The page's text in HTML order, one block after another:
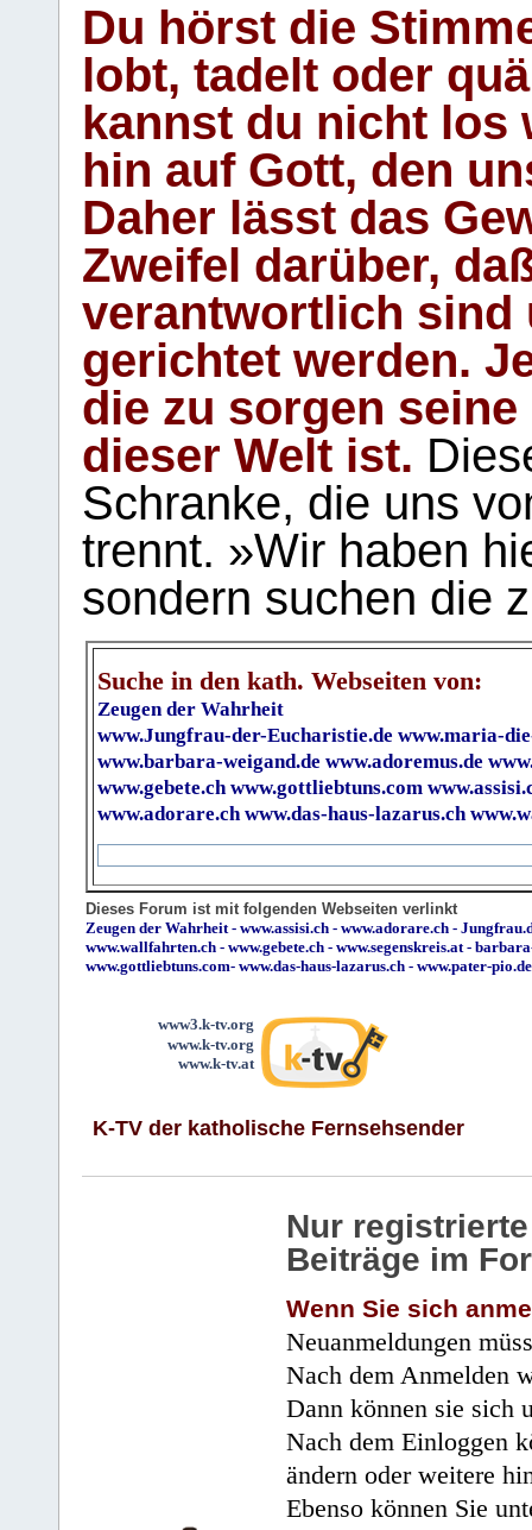
Du hörst die
lobt, tadelt oder
kannst du nicht los
hin auf Gott, den
Daher lässt das
Zweifel darüber,
verantwortlich sind
gerichtet werden.
die zu sorgen
dieser Welt ist.
Schranke, die uns
trennt. »Wir haben
sondern suchen die
Suche in den kath. Webseiten von:
Zeugen der Wahrheit
www.Jungfrau-der-Eucharistie.de www.maria-
www.barbara-weigand.de www.adoremus.de
www.gebete.ch www.gottliebtuns.com
www.adorare.ch www.das-haus-lazarus.ch
Dieses Forum ist mit folgenden Webseiten verlinkt
Zeugen der Wahrheit- www.assisi.ch - www.adorare.ch -
www.wallfahrten.ch - www.gebete.ch - www.segenskreis.at-
www.gottliebtuns.com- www.das-haus-lazarus.ch - www.pater-pio.de
www3.k-tv.org
www.k-tv.org
www.k-tv.at
K-TV der katholische Fernsehsender
Nur
Beiträge im
Wenn Sie sich
Neuanmeldungen
Nach dem Anmelden
Dann können sie sich
Nach dem Einloggen
ändern oder weitere
Ebenso können Sie